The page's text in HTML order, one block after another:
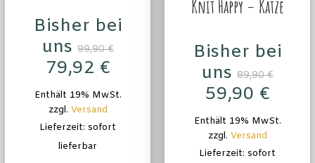
Bisher bei
uns 99,90€
79,92 €
Enthält 19% MwSt.
zzgl. Versand
Lieferzeit: sofort
lieferbar
Knit Happy – Katze
Bisher bei
uns 89,90€
59,90 €
Enthält 19% MwSt.
zzgl. Versand
Lieferzeit: sofort